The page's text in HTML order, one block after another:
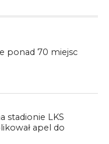
ponad 70 miejsc
stadionie LKS
apel do